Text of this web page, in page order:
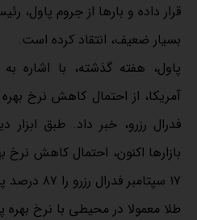
قرار داده و بارها از جروم پاول،
بسیار ضعیف، انتقاد کرده است.
پاول، هفته گذشته، با اشاره
آمریکا، از احتمال کاهش نرخ
بازارها اکنون، احتمال کاهش
۱۷ سپتامبر فدرال رزرو را ۸۷ درصد پیش‌بینی می‌کنند.
طلا معمولا در محیطی با نرخ بهره